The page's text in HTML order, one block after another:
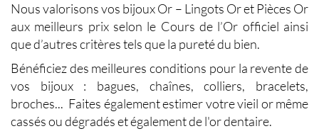
Nous valorisons vos bijoux Or – Lingots Oret Pièces Or
aux meilleurs prix selon le Cours de l’Or officiel ainsi
que d’autres critères tels que la pureté du bien.
Bénéficiez des meilleures conditions pour la revente de
vos bijoux : bagues, chaînes, colliers, bracelets,
broches... Faites également estimer votrevieil ormême
cassés ou dégradés et également de l'or dentaire.